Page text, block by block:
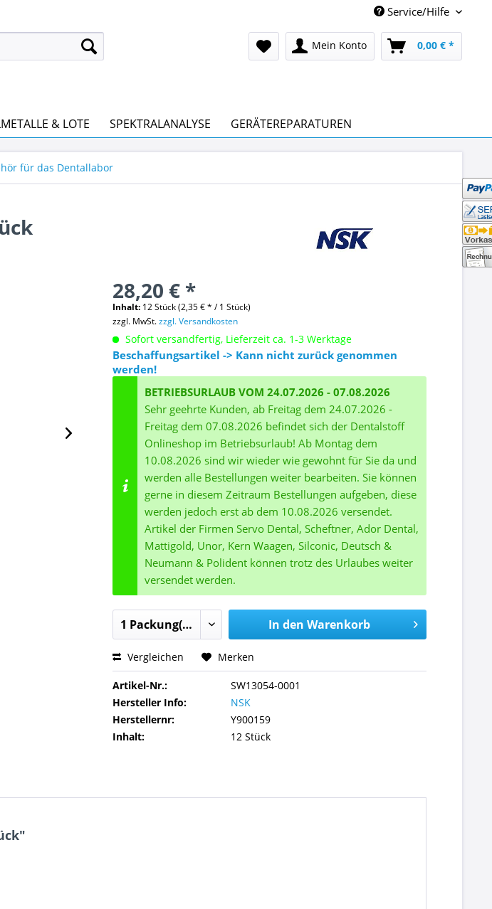
Service/Hilfe
Mein Konto 0,00 € *
& LOTE SPEKTRALANALYSE GERÄTEREPARATUREN
für das Dentallabor
28,20 € *
Inhalt: 12 Stück (2,35 € * / 1 Stück)
zzgl. MwSt.zzgl. Versandkosten
Sofort versandfertig, Lieferzeit ca. 1-3 Werktage
Beschaffungsartikel -> Kann nicht zurück genommen
werden!
BETRIEBSURLAUB VOM 24.07.2026 - 07.08.2026
Sehr geehrte Kunden, ab Freitag dem 24.07.2026 -
Freitag dem 07.08.2026 befindet sich der Dentalstoff
Onlineshop im Betriebsurlaub! Ab Montag dem
10.08.2026 sind wir wieder wie gewohnt für Sie da und
werden alle Bestellungen weiter bearbeiten. Sie können
gerne in diesem Zeitraum Bestellungen aufgeben, diese
werden jedoch erst ab dem 10.08.2026 versendet.
Artikel der Firmen Servo Dental, Scheftner, Ador Dental,
Mattigold, Unor, Kern Waagen, Silconic, Deutsch &
Neumann & Polident können trotz des Urlaubes weiter
versendet werden.
In den Warenkorb
Vergleichen Merken
Artikel-Nr.:
SW13054-0001
Hersteller Info:
NSK
Herstellernr:
Y900159
Inhalt:
12 Stück